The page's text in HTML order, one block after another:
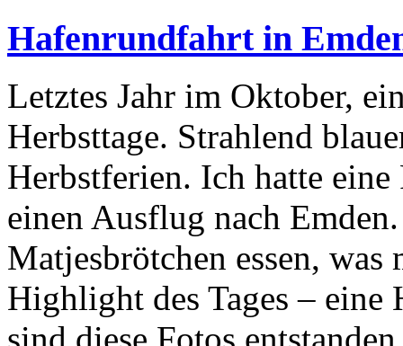
Hafenrundfahrt in
Letztes Jahr im Oktober,
Herbsttage. Strahlend
Herbstferien. Ich hatte
einen Ausflug nach
Matjesbrötchen essen, was
Highlight des Tages – eine